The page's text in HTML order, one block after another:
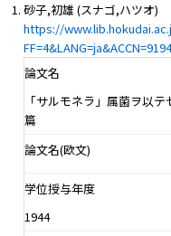
砂子,初雄 (スナゴ,ハツオ)
https://
論文名
「サルモネラ」属菌ヲ以
篇
論文名(欧文)
学位授与年度
1944